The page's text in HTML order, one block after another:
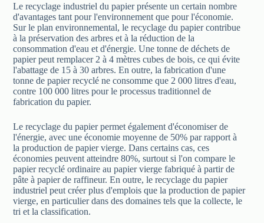
Le recyclage industriel du papier présente un certain nombre
d'avantages tant pour l'environnement que pour l'économie.
Sur le plan environnemental, le recyclage du papier contribue
à la préservation des arbres et à la réduction de la
consommation d'eau et d'énergie. Une tonne de déchets de
papier peut remplacer 2 à 4 mètres cubes de bois, ce qui évite
l'abattage de 15 à 30 arbres. En outre, la fabrication d'une
tonne de papier recyclé ne consomme que 2 000 litres d'eau,
contre 100 000 litres pour le processus traditionnel de
fabrication du papier.
Le recyclage du papier permet également d'économiser de
l'énergie, avec une économie moyenne de 50% par rapport à
la production de papier vierge. Dans certains cas, ces
économies peuvent atteindre 80%, surtout si l'on compare le
papier recyclé ordinaire au papier vierge fabriqué à partir de
pâte à papier de raffineur. En outre, le recyclage du papier
industriel peut créer plus d'emplois que la production de papier
vierge, en particulier dans des domaines tels que la collecte, le
tri et la classification.